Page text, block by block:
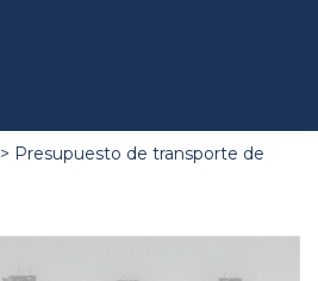
> Presupuesto de transporte de